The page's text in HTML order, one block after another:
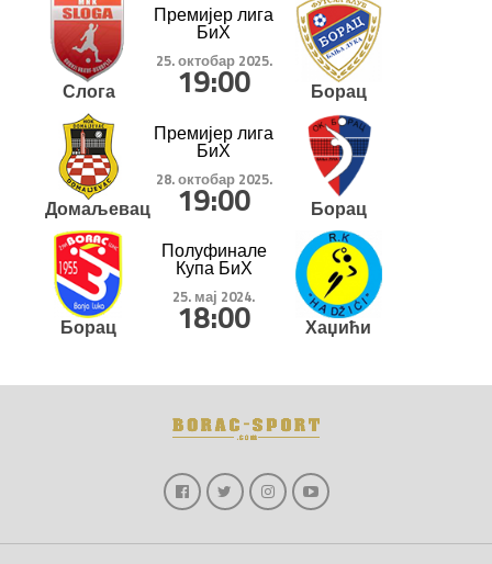
Слога
Премијер лига
БиХ
25. октобар 2025.
19:00 Борац
Домаљевац
Премијер лига
БиХ
28. октобар 2025.
19:00 Борац
Борац
Полуфинале
Купа БиХ
25. мај 2024.
18:00 Хаџићи